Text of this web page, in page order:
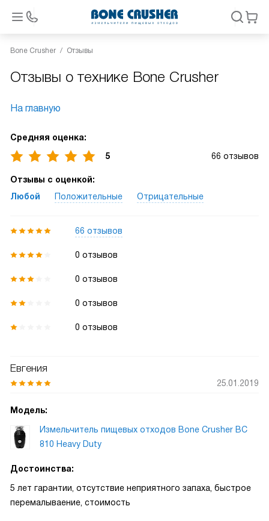
Bone Crusher Отзывы
Отзывы о технике Bone Crusher
На главную
Средняя оценка:
5
66 отзывов
Отзывы с оценкой:
Любой
Положительные Отрицательные
66 отзывов
0 отзывов
0 отзывов
0 отзывов
0 отзывов
Евгения
25.01.2019
Модель:
Измельчитель пищевых отходов Bone Crusher BC
810 Heavy Duty
Достоинства:
5 лет гарантии, отсутствие неприятного запаха, быстрое
перемалываение, стоимость